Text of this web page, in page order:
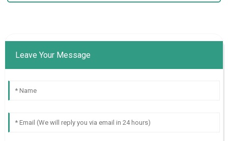
Leave Your Message